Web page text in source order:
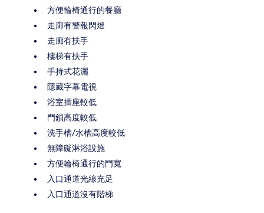
方便輪椅通行的餐廳
走廊有警報閃燈
走廊有扶手
樓梯有扶手
手持式花灑
隱藏字幕電視
浴室插座較低
門鎖高度較低
洗手槽/水槽高度較低
無障礙淋浴設施
方便輪椅通行的門寬
入口通道光線充足
入口通道沒有階梯